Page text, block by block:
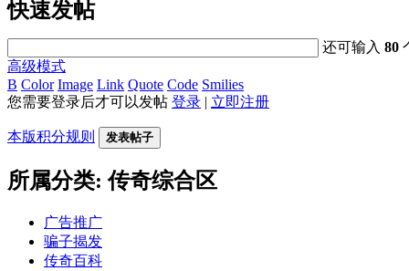
快速发帖
还可输入80
高级模式
B Color Image Link Quote Code Smilies
您需要登录后才可以发帖 登录 | 立即注册
本版积分规则 发表帖子
所属分类: 传奇综合区
广告推广
骗子揭发
传奇百科